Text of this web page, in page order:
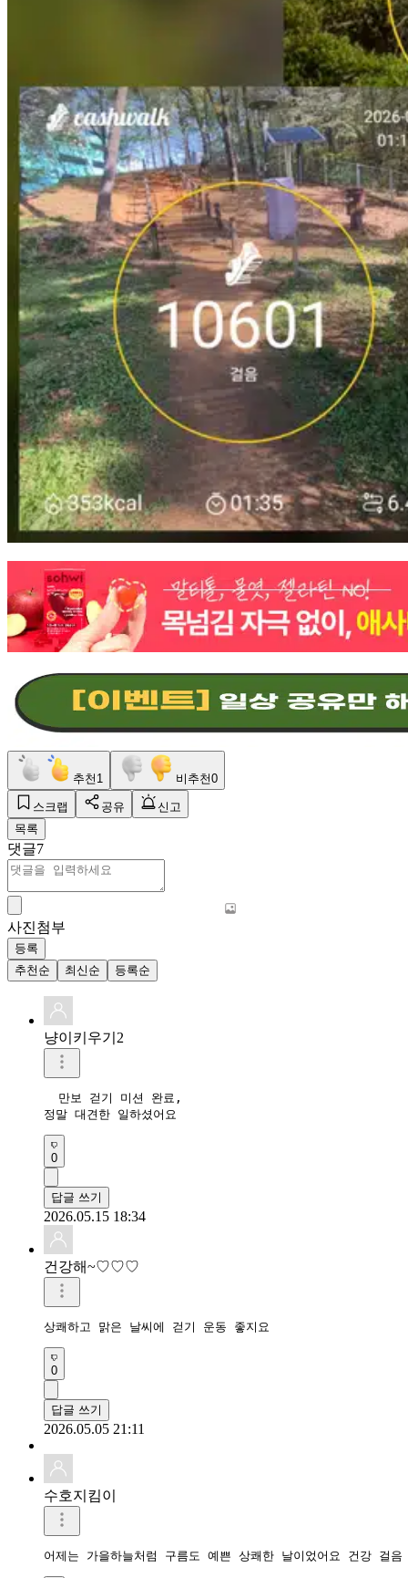
추천 1 비추천0
스크랩 공유
신고
목록
댓글7
사진첨부
등록
추천순
최신순 등록순
냥이키우기2
  만보 걷기 미션 완료,
정말 대견한 일하셨어요
0
답글 쓰기
2026.05.15 18:34
건강해~♡♡♡
상쾌하고 맑은 날씨에 걷기 운동 좋지요
0
답글 쓰기
2026.05.05 21:11
수호지킴이
어제는 가을하늘처럼 구름도 예쁜 상쾌한 날이었어요 건강 걸